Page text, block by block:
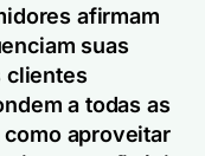
afirmam
suas
clientes
a todas as
aproveitar